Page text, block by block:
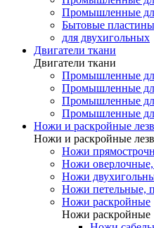
Промышленные
Бытовые пластины
для двухигольных
Двигатели ткани
Двигатели ткани
Промышленные
Промышленные
Промышленные
Промышленные
Ножи и раскройные
Ножи и раскройные
Ножи
Ножи
Ножи
Ножи петельные,
Ножи раскройные
Ножи раскройные